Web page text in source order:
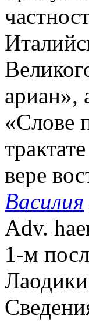
ариан»,
«Слове
вере
Василия
Adv.
1-м